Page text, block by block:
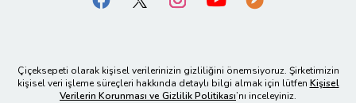
Çiçeksepeti olarak kişisel verilerinizin gizliliğini önemsiyoruz. Şirketimizin
kişisel veri işleme süreçleri hakkında detaylı bilgi almak için lütfen Kişisel
Verilerin Korunması ve Gizlilik Politikası’nı inceleyiniz.